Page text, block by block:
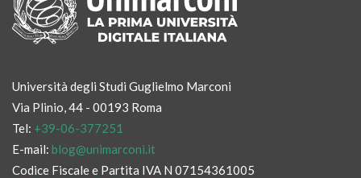
Università degli Studi Guglielmo Marconi
Via Plinio, 44 - 00193 Roma
Tel: +39-06-377251
E-mail: blog@unimarconi.it
Codice Fiscale e Partita IVA N 07154361005